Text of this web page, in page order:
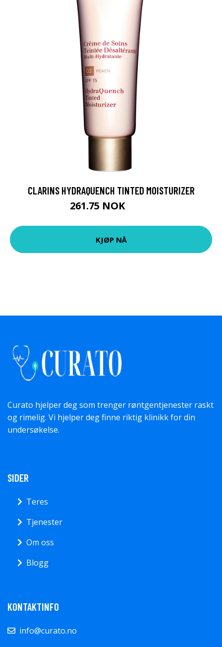
CLARINS HYDRAQUENCH TINTED MOISTURIZER
261.75 NOK
KJØP NÅ
Curato hjelper deg som trenger røntgentjenester raskt
og rimelig. Vi hjelper deg finne riktig klinikk for din
undersøkelse.
SIDER
Teres
Tjenester
Om oss
Blogg
KONTAKTINFO
info@curato.no